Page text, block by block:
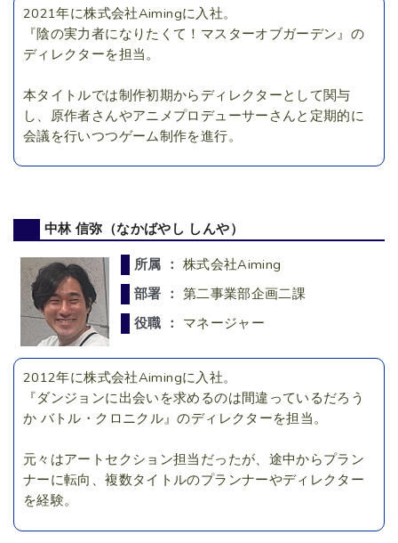
2021年に株式会社Aimingに入社。
『陰の実力者になりたくて！マスターオブガーデン』の
ディレクターを担当。
本タイトルでは制作初期からディレクターとして関与
し、原作者さんやアニメプロデューサーさんと定期的に
会議を行いつつゲーム制作を進行。
中林 信弥（なかばやし しんや）
所属 ： 株式会社Aiming
部署 ： 第二事業部企画二課
役職 ： マネージャー
2012年に株式会社Aimingに入社。
『ダンジョンに出会いを求めるのは間違っているだろう
か バトル・クロニクル』のディレクターを担当。
元々はアートセクション担当だったが、途中からプラン
ナーに転向、複数タイトルのプランナーやディレクター
を経験。